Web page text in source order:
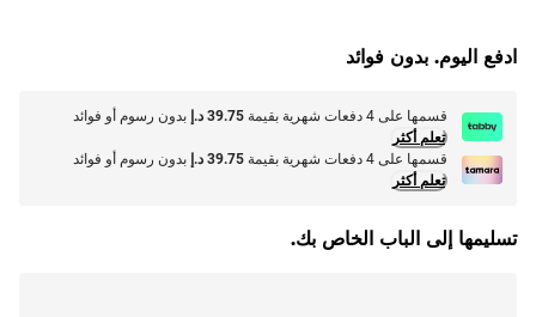
ادفع اليوم. بدون فوائد
قسمها على 4 دفعات شهرية بقيمة 39.75 د.إ
بدون رسوم أو فوائد
تعلم أكثر
قسمها على 4 دفعات شهرية بقيمة
39.75 د.إ
بدون رسوم أو فوائد
تعلم أكثر
تسليمها إلى الباب الخاص بك.